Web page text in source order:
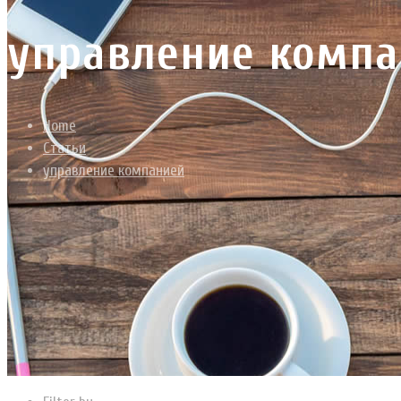
управление
Home
Статьи
управление компанией